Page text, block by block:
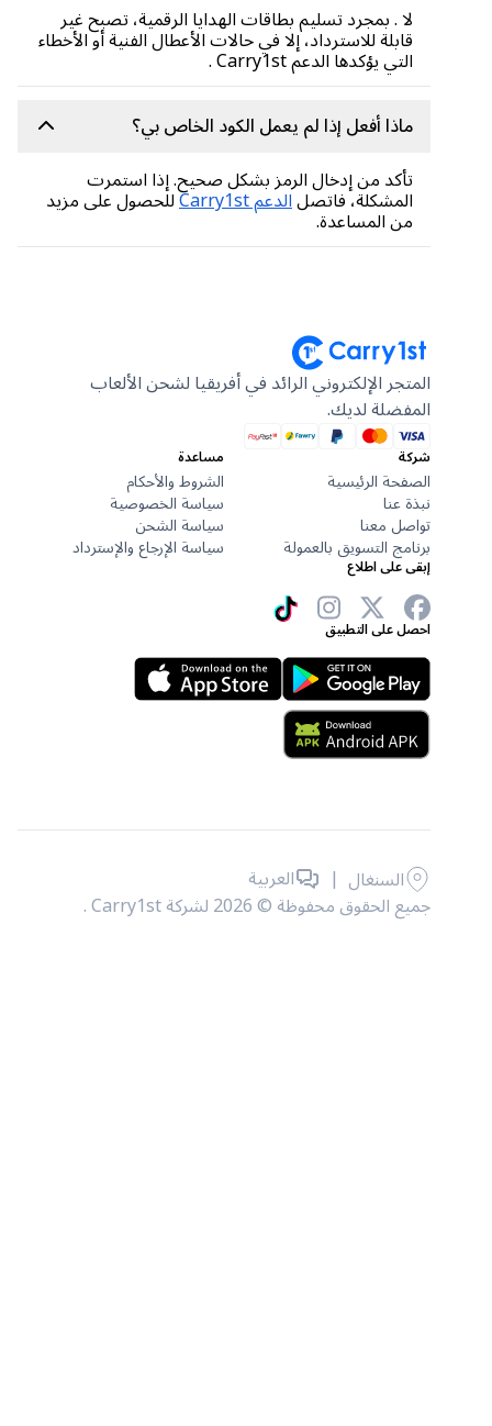
لا . بمجرد تسليم بطاقات الهدايا الرقمية، تصبح غير
قابلة للاسترداد، إلا في حالات الأعطال الفنية أو الأخطاء
التي يؤكدها الدعم Carry1st .
ماذا أفعل إذا لم يعمل الكود الخاص بي؟
تأكد من إدخال الرمز بشكل صحيح. إذا استمرت
المشكلة، فاتصلالدعم Carry1st للحصول على مزيد
من المساعدة.
المتجر الإلكتروني الرائد في أفريقيا لشحن الألعاب
المفضلة لديك.
الصفحة الرئيسية
نبذة عنا
تواصل معنا
برنامج التسويق بالعمولة
مساعدة
الشروط والأحكام
سياسة الخصوصية
سياسة الشحن
سياسة الإرجاع والإسترداد
إبقى على اطلاع
احصل على التطبيق
جميع الحقوق محفوظة © 2026 لشركة Carry1st .
السنغال | العربية